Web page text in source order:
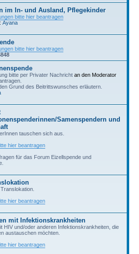
im In- und Ausland, Pflegekinder
bitte hier beantragen
Ayana
bitte hier beantragen
bitte per Privater Nachricht an den Moderator
Grund des Beitrittswunsches erläutern.
Samenspendern und
tauschen sich aus.
hier beantragen
für das Forum Eizellspende und
hier beantragen
mit Infektionskrankheiten
HIV und/oder anderen Infektionskrankheiten, die
austauschen möchten.
hier beantragen